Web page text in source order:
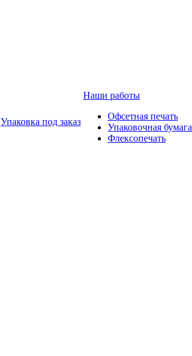
Упаковка под заказ
Наши работы
Офсетная печать
Упаковочная бумага
Флексопечать